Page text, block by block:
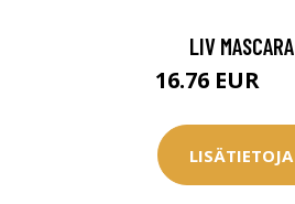
LIV MASCARA
16.76 EUR
LISÄTIETOJA